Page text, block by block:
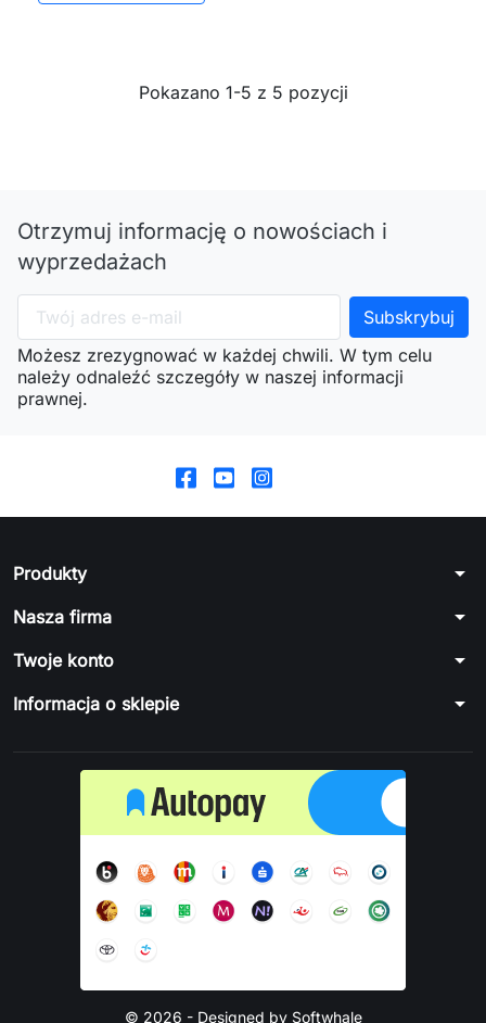
Pokazano 1-5 z 5 pozycji
Otrzymuj informację o nowościach i
wyprzedażach
Możesz zrezygnować w każdej chwili. W tym celu
należy odnaleźć szczegóły w naszej informacji
prawnej.
Produkty arrow_drop_down
Nasza firma arrow_drop_down
Twoje konto arrow_drop_down
Informacja o sklepie arrow_drop_down
© 2026 - Designed by Softwhale